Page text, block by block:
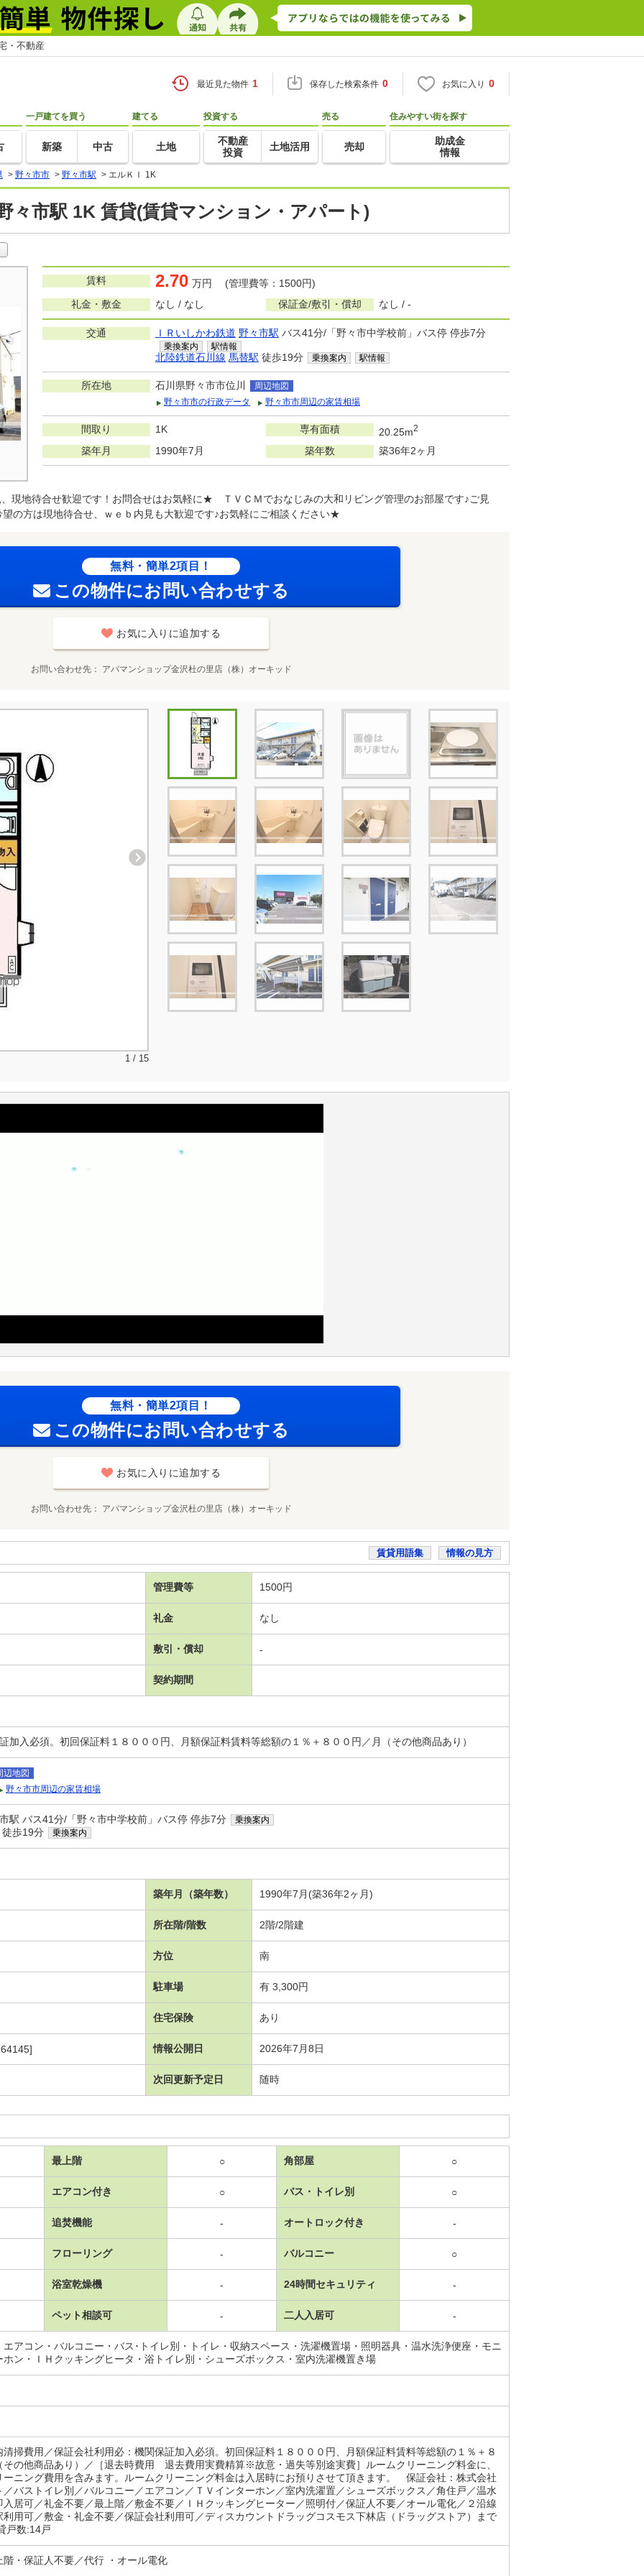
・不動産
最近見た物件 1 保存した検索条件 0 お気に入り 0
一戸建てを買う
新築 中古
建てる
土地
投資する
不動産
投資
土地活用
売る
売却
住みやすい街を探す
助成金
情報
> 野々市市 > 野々市駅 > エルＫＩ 1K
々市駅 1K 賃貸(賃貸マンション・アパート)
賃料 2.70 万円 (管理費等：1500円)
礼金・敷金
なし / なし 保証金/敷引・償却 なし / -
交通 ＩＲいしかわ鉄道 野々市駅 バス41分/「野々市中学校前」バス停 停歩7分
乗換案内 駅情報
北陸鉄道石川線 馬替駅 徒歩19分 乗換案内 駅情報
所在地 石川県野々市市位川
周辺地図
野々市市の行政データ
野々市市周辺の家賃相場
間取り 1K 専有面積 20.25m2
築年月 1990年7月 築年数 築36年2ヶ月
現地待合せ歓迎です！お問合せはお気軽に★ ＴＶＣＭでおなじみの大和リビング管理のお部屋です♪ご見
望の方は現地待合せ、ｗｅｂ内見も大歓迎です♪お気軽にご相談ください★
無料・簡単2項目！
この物件にお問い合わせする
お気に入りに追加する
お問い合わせ先 アパマンショップ金沢杜の里店（株）オーキッド
1 / 15
無料・簡単2項目！
この物件にお問い合わせする
お気に入りに追加する
お問い合わせ先 アパマンショップ金沢杜の里店（株）オーキッド
賃貸用語集 情報の見方
管理費等 1500円
礼金 なし
敷引・償却 -
契約期間
加入必須。初回保証料１８０００円、月額保証料賃料等総額の１％＋８００円／月（その他商品あり）
辺地図
野々市市周辺の家賃相場
駅 バス41分/「野々市中学校前」バス停 停歩7分 乗換案内
歩19分 乗換案内
築年月（築年数） 1990年7月(築36年2ヶ月)
所在階/階数 2階/2階建
方位 南
駐車場 有 3,300円
住宅保険 あり
情報公開日 2026年7月8日
次回更新予定日 随時
最上階 ○ 角部屋 ○
エアコン付き ○ バス・トイレ別 ○
追焚機能 - オートロック付き -
フローリング - バルコニー ○
浴室乾燥機 - 24時間セキュリティ -
ペット相談可 - 二人入居可 -
エアコン・バルコニー・バス･トイレ別・トイレ・収納スペース・洗濯機置場・照明器具・温水洗浄便座・モニ
ホン・ＩＨクッキングヒータ・浴トイレ別・シューズボックス・室内洗濯機置き場
清掃費用／保証会社利用必：機関保証加入必須。初回保証料１８０００円、月額保証料賃料等総額の１％＋８
その他商品あり）／［退去時費用 退去費用実費精算※故意・過失等別途実費］ルームクリーニング料金に、
ーニング費用を含みます。ルームクリーニング料金は入居時にお預りさせて頂きます。 保証会社：株式会社
／バストイレ別／バルコニー／エアコン／ＴＶインターホン／室内洗濯置／シューズボックス／角住戸／温水
入居可／礼金不要／最上階／敷金不要／ＩＨクッキングヒーター／照明付／保証人不要／オール電化／２沿線
利用可／敷金・礼金不要／保証会社利用可／ディスカウントドラッグコスモス下林店（ドラッグストア）まで
戸数:14戸
階・保証人不要／代行 ・オール電化